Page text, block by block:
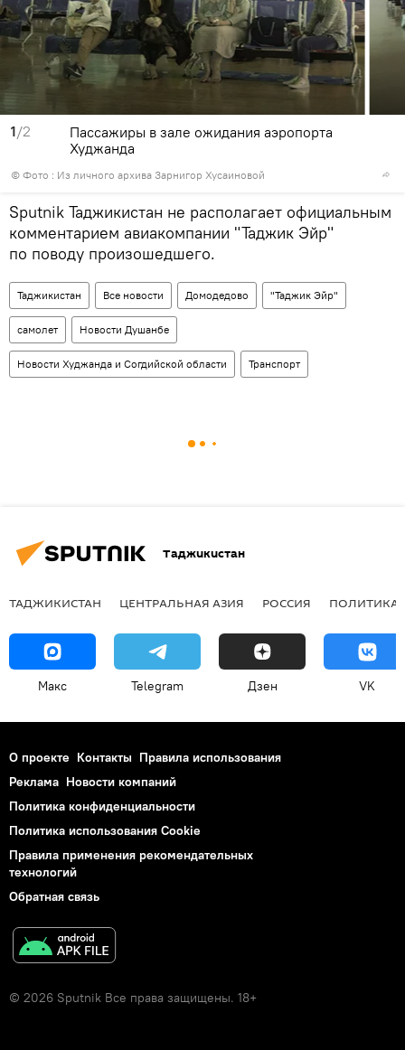
1/2
© Фото : Из личного архива Зарнигор Хусаиновой
Пассажиры в зале ожидания аэропорта
Худжанда
Sputnik Таджикистан не располагает официальным
комментарием авиакомпании "Таджик Эйр"
по поводу произошедшего.
Таджикистан Все новости Домодедово "Таджик Эйр"
самолет Новости Душанбе
Новости Худжанда и Согдийской области Транспорт
Таджикистан
ТАДЖИКИСТАН ЦЕНТРАЛЬНАЯ АЗИЯ РОССИЯ ПОЛИТИКА
Макс Telegram Дзен VK
О проекте Контакты Правила использования
Реклама Новости компаний
Политика конфиденциальности
Политика использования Cookie
Правила применения рекомендательных
технологий
Обратная связь
© 2026 Sputnik Все права защищены. 18+